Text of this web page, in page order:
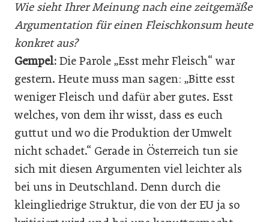
Wie sieht Ihrer Meinung nach eine zeitgemäße
Argumentation für einen Fleischkonsum heute
konkret aus?
Gempel: Die Parole „Esst mehr Fleisch“ war
gestern. Heute muss man sagen: „Bitte esst
weniger Fleisch und dafür aber gutes. Esst
welches, von dem ihr wisst, dass es euch
guttut und wo die Produktion der Umwelt
nicht schadet.“ Gerade in Österreich tun sie
sich mit diesen Argumenten viel leichter als
bei uns in Deutschland. Denn durch die
kleingliedrige Struktur, die von der EU ja so